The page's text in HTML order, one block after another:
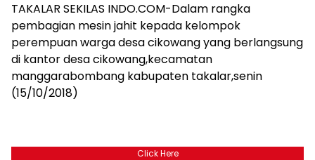
TAKALAR SEKILAS INDO.COM-Dalam rangka
pembagian mesin jahit kepada kelompok
perempuan warga desa cikowang yang berlangsung
di kantor desa cikowang,kecamatan
manggarabombang kabupaten takalar,senin
(15/10/2018)
Click Here